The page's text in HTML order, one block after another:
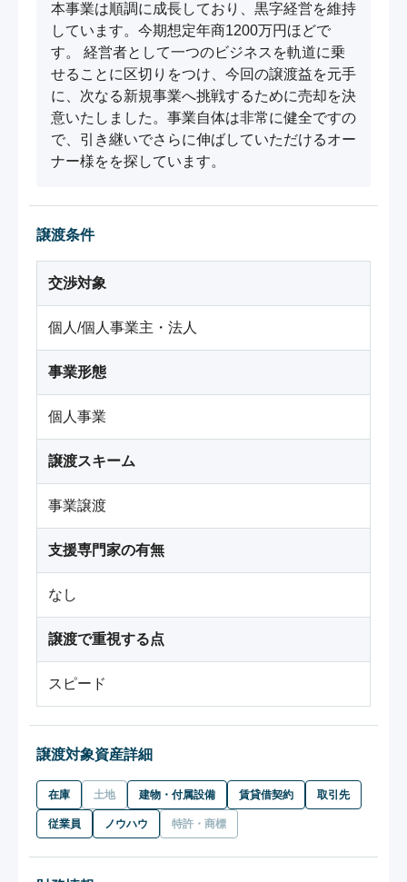
本事業は順調に成長しており、黒字経営を維持
しています。今期想定年商1200万円ほどで
す。 経営者として一つのビジネスを軌道に乗
せることに区切りをつけ、今回の譲渡益を元手
に、次なる新規事業へ挑戦するために売却を決
意いたしました。事業自体は非常に健全ですの
で、引き継いでさらに伸ばしていただけるオー
ナー様をを探しています。
譲渡条件
交渉対象
個人/個人事業主・法人
事業形態
個人事業
譲渡スキーム
事業譲渡
支援専門家の有無
なし
譲渡で重視する点
スピード
譲渡対象資産詳細
在庫 土地 建物・付属設備 賃貸借契約 取引先
従業員 ノウハウ 特許・商標